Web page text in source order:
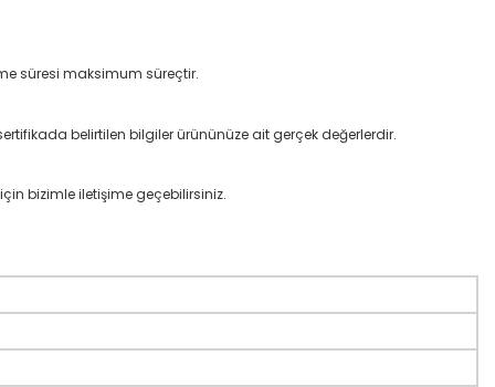
süresi maksimum süreçtir.
belirtilen bilgiler ürününüze ait gerçek değerlerdir.
bizimle iletişime geçebilirsiniz.